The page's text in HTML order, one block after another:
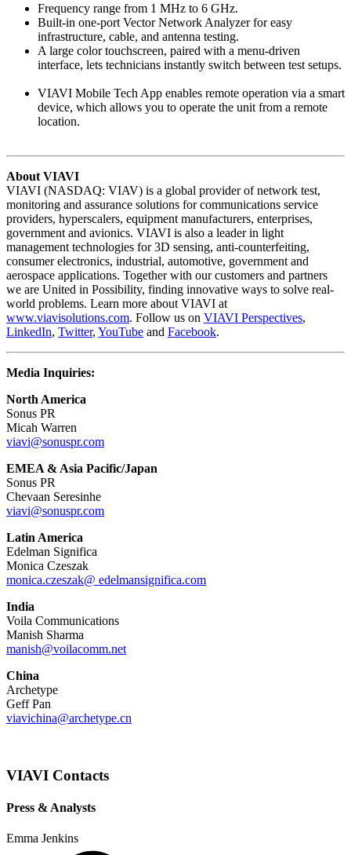
Frequency range from 1 MHz to 6 GHz.
Built-in one-port Vector Network Analyzer for easy
infrastructure, cable, and antenna testing.
A large color touchscreen, paired with a menu-driven
interface, lets technicians instantly switch between test setups.
VIAVI Mobile Tech App enables remote operation via a smart
device, which allows you to operate the unit from a remote
location.
About VIAVI
VIAVI (NASDAQ: VIAV) is a global provider of network test,
monitoring and assurance solutions for communications service
providers, hyperscalers, equipment manufacturers, enterprises,
government and avionics. VIAVI is also a leader in light
management technologies for 3D sensing, anti-counterfeiting,
consumer electronics, industrial, automotive, government and
aerospace applications. Together with our customers and partners
we are United in Possibility, finding innovative ways to solve real-
world problems. Learn more about VIAVI at
www.viavisolutions.com. Follow us on VIAVI Perspectives,
LinkedIn, Twitter, YouTube and Facebook.
Media Inquiries:
North America
Sonus PR
Micah Warren
viavi@sonuspr.com
EMEA & Asia Pacific/Japan
Sonus PR
Chevaan Seresinhe
viavi@sonuspr.com
Latin America
Edelman Significa
Monica Czeszak
monica.czeszak@ edelmansignifica.com
India
Voila Communications
Manish Sharma
manish@voilacomm.net
China
Archetype
Geff Pan
viavichina@archetype.cn
VIAVI Contacts
Press & Analysts
Emma Jenkins